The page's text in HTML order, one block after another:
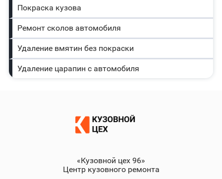
Покраска кузова
Ремонт сколов автомобиля
Удаление вмятин без покраски
Удаление царапин с автомобиля
«Кузовной цех 96»
Центр кузовного ремонта